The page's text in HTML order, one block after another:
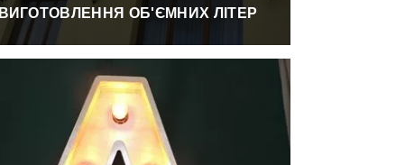
ВИГОТОВЛЕННЯ ОБ'ЄМНИХ ЛІТЕР